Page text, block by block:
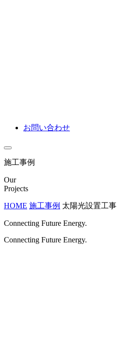
お問い合わせ
施工事例
Our
Projects
HOME 施工事例 太陽光設置工事
Connecting Future Energy.
Connecting Future Energy.